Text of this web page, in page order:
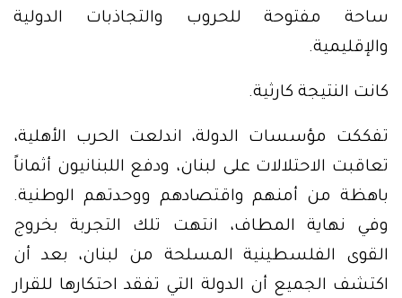
ساحة مفتوحة للحروب والتجاذبات الدولية
والإقليمية.
كانت النتيجة كارثية.
تفككت مؤسسات الدولة، اندلعت الحرب الأهلية،
تعاقبت الاحتلالات على لبنان، ودفع اللبنانيون أثماناً
باهظة من أمنهم واقتصادهم ووحدتهم الوطنية.
وفي نهاية المطاف، انتهت تلك التجربة بخروج
القوى الفلسطينية المسلحة من لبنان، بعد أن
اكتشف الجميع أن الدولة التي تفقد احتكارها للقرار